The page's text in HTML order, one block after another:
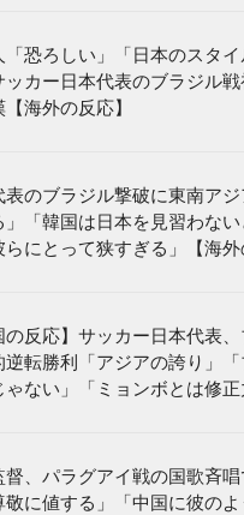
「恐ろしい」「日本のスタ
ッカー日本代表のブラジル
海外の反応】
表のブラジル撃破に東南ア
」「韓国は日本を見習わな
らにとって狭すぎる」【海外
の反応】サッカー日本代表
逆転勝利「アジアの誇り」
ゃない」「ミョンボとは修正
督、パラグアイ戦の国歌斉
敬に値する」「中国に彼の